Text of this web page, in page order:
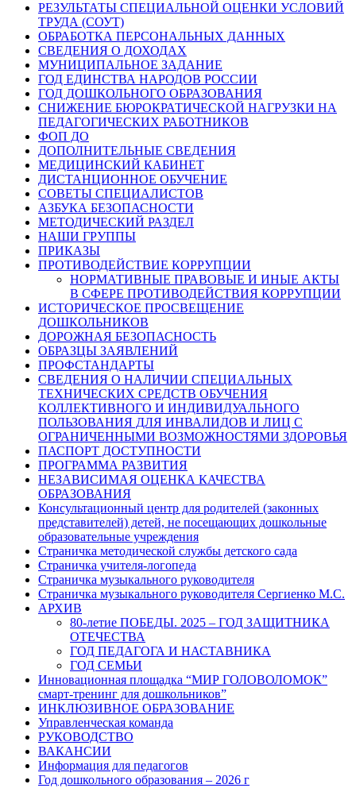
РЕЗУЛЬТАТЫ СПЕЦИАЛЬНОЙ ОЦЕНКИ УСЛОВИЙ
ТРУДА (СОУТ)
ОБРАБОТКА ПЕРСОНАЛЬНЫХ ДАННЫХ
СВЕДЕНИЯ О ДОХОДАХ
МУНИЦИПАЛЬНОЕ ЗАДАНИЕ
ГОД ЕДИНСТВА НАРОДОВ РОССИИ
ГОД ДОШКОЛЬНОГО ОБРАЗОВАНИЯ
СНИЖЕНИЕ БЮРОКРАТИЧЕСКОЙ НАГРУЗКИ НА
ПЕДАГОГИЧЕСКИХ РАБОТНИКОВ
ФОП ДО
ДОПОЛНИТЕЛЬНЫЕ СВЕДЕНИЯ
МЕДИЦИНСКИЙ КАБИНЕТ
ДИСТАНЦИОННОЕ ОБУЧЕНИЕ
СОВЕТЫ СПЕЦИАЛИСТОВ
АЗБУКА БЕЗОПАСНОСТИ
МЕТОДИЧЕСКИЙ РАЗДЕЛ
НАШИ ГРУППЫ
ПРИКАЗЫ
ПРОТИВОДЕЙСТВИЕ КОРРУПЦИИ
НОРМАТИВНЫЕ ПРАВОВЫЕ И ИНЫЕ АКТЫ
В СФЕРЕ ПРОТИВОДЕЙСТВИЯ КОРРУПЦИИ
ИСТОРИЧЕСКОЕ ПРОСВЕЩЕНИЕ
ДОШКОЛЬНИКОВ
ДОРОЖНАЯ БЕЗОПАСНОСТЬ
ОБРАЗЦЫ ЗАЯВЛЕНИЙ
ПРОФСТАНДАРТЫ
СВЕДЕНИЯ О НАЛИЧИИ СПЕЦИАЛЬНЫХ
ТЕХНИЧЕСКИХ СРЕДСТВ ОБУЧЕНИЯ
КОЛЛЕКТИВНОГО И ИНДИВИДУАЛЬНОГО
ПОЛЬЗОВАНИЯ ДЛЯ ИНВАЛИДОВ И ЛИЦ С
ОГРАНИЧЕННЫМИ ВОЗМОЖНОСТЯМИ ЗДОРОВЬЯ
ПАСПОРТ ДОСТУПНОСТИ
ПРОГРАММА РАЗВИТИЯ
НЕЗАВИСИМАЯ ОЦЕНКА КАЧЕСТВА
ОБРАЗОВАНИЯ
Консультационный центр для родителей (законных
представителей) детей, не посещающих дошкольные
образовательные учреждения
Страничка методической службы детского сада
Страничка учителя-логопеда
Страничка музыкального руководителя
Страничка музыкального руководителя Сергиенко М.С.
АРХИВ
80-летие ПОБЕДЫ. 2025 – ГОД ЗАЩИТНИКА
ОТЕЧЕСТВА
ГОД ПЕДАГОГА И НАСТАВНИКА
ГОД СЕМЬИ
Инновационная площадка “МИР ГОЛОВОЛОМОК”
смарт-тренинг для дошкольников”
ИНКЛЮЗИВНОЕ ОБРАЗОВАНИЕ
Управленческая команда
РУКОВОДСТВО
ВАКАНСИИ
Информация для педагогов
Год дошкольного образования – 2026 г